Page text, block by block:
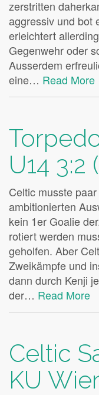
zerstritten
aggressiv und bot
erleichtert
Gegenwehr oder
Ausserdem
eine… Read More
U14 3:2
Celtic musste
ambitionierten
kein 1er Goalie
rotiert werden
geholfen. Aber
Zweikämpfe und
dann durch Kenji
der… Read More
Celtic
KU